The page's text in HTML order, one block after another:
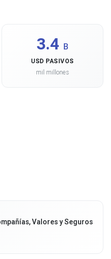
3.4 B
USD PASIVOS
mil millones
Valores y Seguros